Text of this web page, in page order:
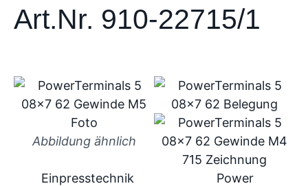
Art.Nr. 910-22715/1
Abbildung ähnlich
Einpresstechnik
Power